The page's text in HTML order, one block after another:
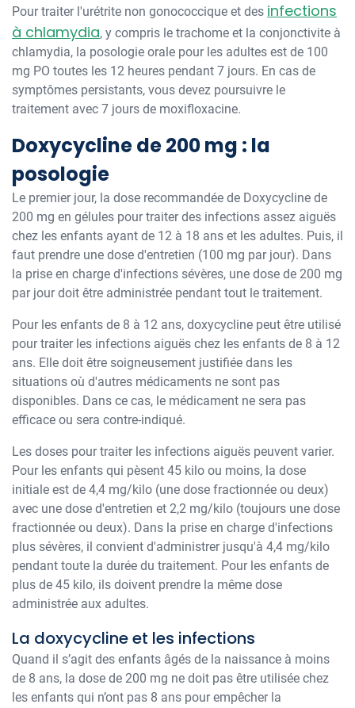
Pour traiter l'urétrite non gonococcique et des infections
à chlamydia, y compris le trachome et la conjonctivite à
chlamydia, la posologie orale pour les adultes est de 100
mg PO toutes les 12 heures pendant 7 jours. En cas de
symptômes persistants, vous devez poursuivre le
traitement avec 7 jours de moxifloxacine.
Doxycycline de 200 mg : la
posologie
Le premier jour, la dose recommandée de Doxycycline de
200 mg en gélules pour traiter des infections assez aiguës
chez les enfants ayant de 12 à 18 ans et les adultes. Puis, il
faut prendre une dose d'entretien (100 mg par jour). Dans
la prise en charge d'infections sévères, une dose de 200 mg
par jour doit être administrée pendant tout le traitement.
Pour les enfants de 8 à 12 ans, doxycycline peut être utilisé
pour traiter les infections aiguës chez les enfants de 8 à 12
ans. Elle doit être soigneusement justifiée dans les
situations où d'autres médicaments ne sont pas
disponibles. Dans ce cas, le médicament ne sera pas
efficace ou sera contre-indiqué.
Les doses pour traiter les infections aiguës peuvent varier.
Pour les enfants qui pèsent 45 kilo ou moins, la dose
initiale est de 4,4 mg/kilo (une dose fractionnée ou deux)
avec une dose d'entretien et 2,2 mg/kilo (toujours une dose
fractionnée ou deux). Dans la prise en charge d'infections
plus sévères, il convient d'administrer jusqu'à 4,4 mg/kilo
pendant toute la durée du traitement. Pour les enfants de
plus de 45 kilo, ils doivent prendre la même dose
administrée aux adultes.
La doxycycline et les infections
Quand il s’agit des enfants âgés de la naissance à moins
de 8 ans, la dose de 200 mg ne doit pas être utilisée chez
les enfants qui n’ont pas 8 ans pour empêcher la